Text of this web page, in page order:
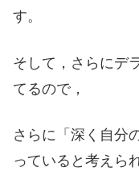
す。
そして，さらにデ
てるので，
さらに「深く自分
っていると考えら